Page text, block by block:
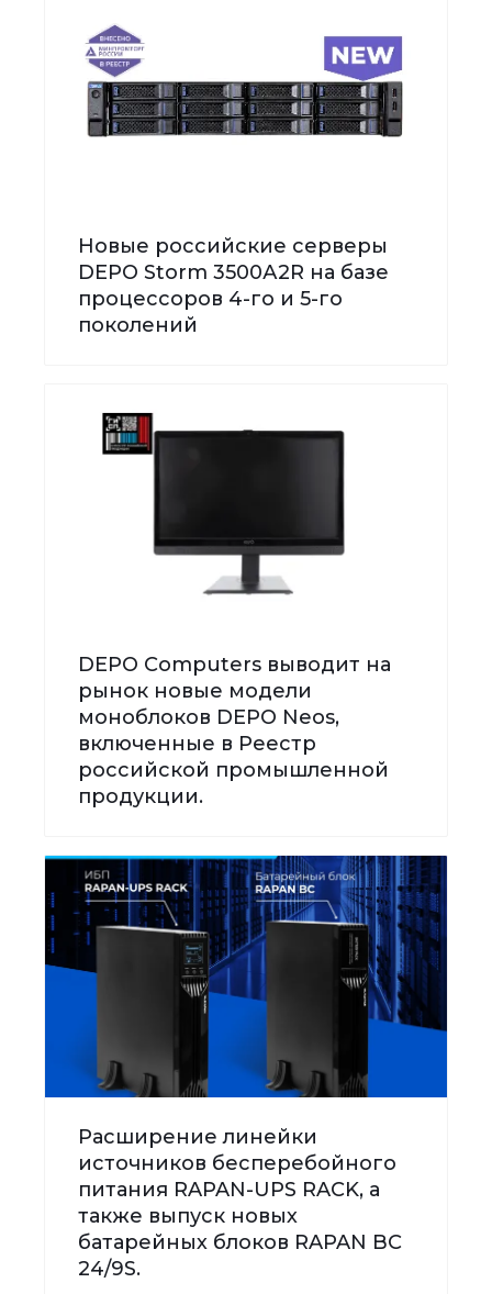
Новые российские серверы
DEPO Storm 3500А2R на базе
процессоров 4-го и 5-го
поколений
DEPO Computers выводит на
рынок новые модели
моноблоков DEPO Neos,
включенные в Реестр
российской промышленной
продукции.
Расширение линейки
источников бесперебойного
питания RAPAN-UPS RACK, а
также выпуск новых
батарейных блоков RAPAN BC
24/9S.